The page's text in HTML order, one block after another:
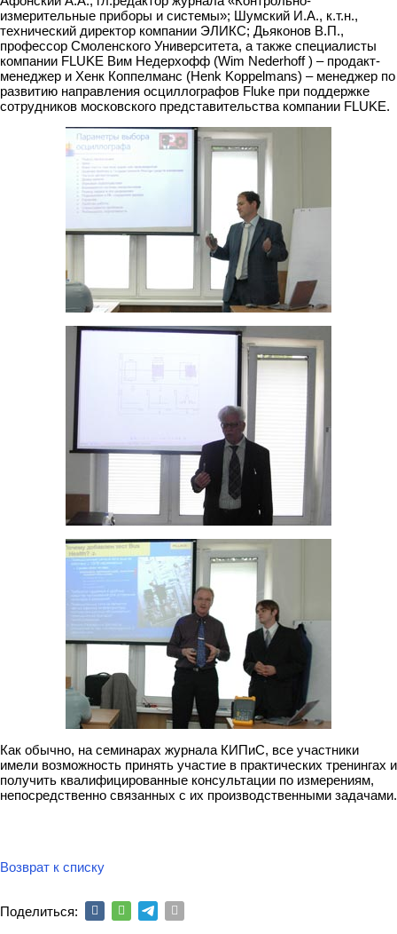
измерительные приборы и системы»; Шумский И.А., к.т.н.,
технический директор компании ЭЛИКС; Дьяконов В.П.,
профессор Смоленского Университета, а также специалисты
компании FLUKE Вим Недерхофф (Wim Nederhoff ) – продакт-
менеджер и Хенк Коппелманс (Henk Koppelmans) – менеджер по
развитию направления осциллографов Fluke при поддержке
сотрудников московского представительства компании FLUKE.
Как обычно, на семинарах журнала КИПиС, все участники
имели возможность принять участие в практических тренингах и
получить квалифицированные консультации по измерениям,
непосредственно связанных с их производственными задачами.
Возврат к списку
Поделиться: